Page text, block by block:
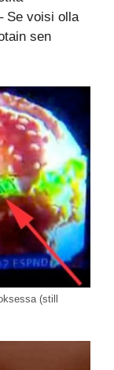
Se voisi olla
sen
(still